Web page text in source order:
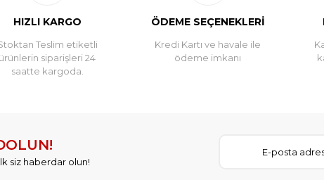
HIZLI KARGO
Teslim etiketli
ürünlerin siparişleri 24
saatte kargoda.
ÖDEME SEÇENEKLERİ
Kredi Kartı ve havale ile
ödeme imkanı
siz haberdar olun!